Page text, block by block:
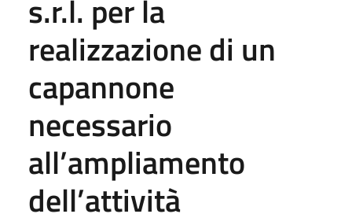
s.r.l. per la
realizzazione di un
capannone
necessario
all’ampliamento
dell’attività